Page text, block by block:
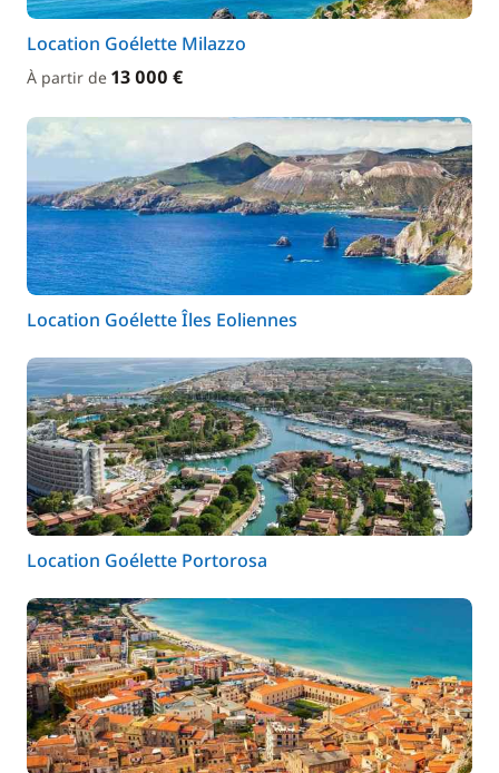
Location Goélette Milazzo
À partir de 13 000 €
Location Goélette Îles Eoliennes
Location Goélette Portorosa